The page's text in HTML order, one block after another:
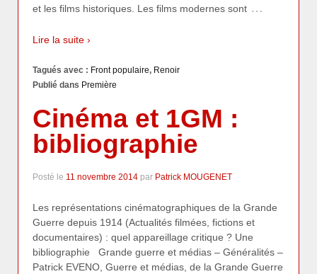
et les films historiques. Les films modernes sont …
Lire la suite ›
Tagués avec : Front populaire, Renoir
Publié dans Première
Cinéma et 1GM :
bibliographie
Posté le 11 novembre 2014 par Patrick MOUGENET
Les représentations cinématographiques de la Grande
Guerre depuis 1914 (Actualités filmées, fictions et
documentaires) : quel appareillage critique ? Une
bibliographie Grande guerre et médias – Généralités –
Patrick EVENO, Guerre et médias, de la Grande Guerre